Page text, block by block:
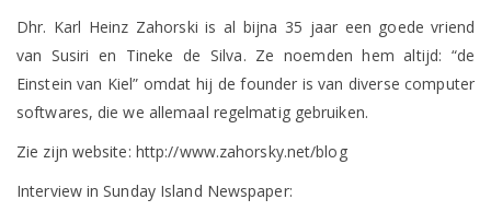
Dhr. Karl Heinz Zahorski is al bijna 35 jaar een goede vriend
van Susiri en Tineke de Silva. Ze noemden hem altijd: “de
Einstein van Kiel” omdat hij de founder is van diverse computer
softwares, die we allemaal regelmatig gebruiken.
Zie zijn website: http://www.zahorsky.net/blog
Interview in Sunday Island Newspaper: